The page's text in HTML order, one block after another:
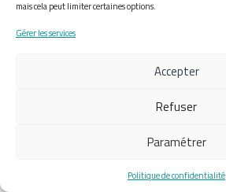
mais cela peut limiter certaines options.
Gérer les services
Accepter
Refuser
Paramétrer
Politique de confidentialité
personnelles
Fait avec ♡ en Bretagne par